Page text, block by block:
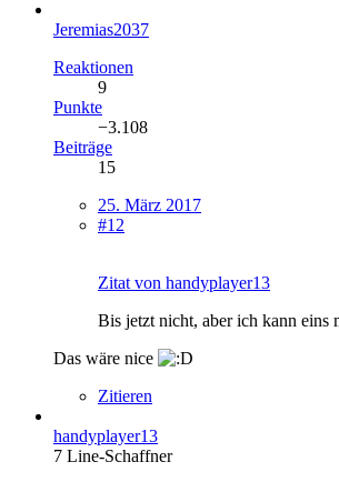
Jeremias2037
Reaktionen
9
Punkte
−3.108
Beiträge
15
25. März 2017
#12
Zitat von handyplayer13
Bis jetzt nicht, aber ich kann eins
Das wäre nice
Zitieren
handyplayer13
7 Line-Schaffner